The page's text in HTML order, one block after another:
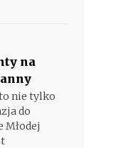
na
nie tylko
do
Młodej